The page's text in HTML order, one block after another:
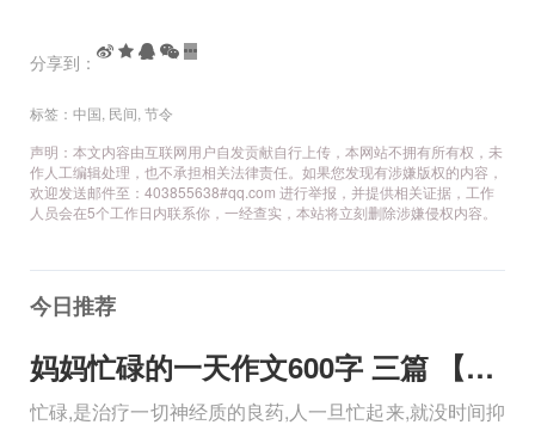
分享到：
标签： 中国 民间 节令
声明：本文内容由互联网用户自发贡献自行上传，本网站不拥有所有权，未
作人工编辑处理，也不承担相关法律责任。如果您发现有涉嫌版权的内容，
欢迎发送邮件至：403855638#qq.com 进行举报，并提供相关证据，工作
人员会在5个工作日内联系你，一经查实，本站将立刻删除涉嫌侵权内容。
今日推荐
妈妈忙碌的一天作文600字 三篇 【600字】
忙碌,是治疗一切神经质的良药,人一旦忙起来,就没时间抑